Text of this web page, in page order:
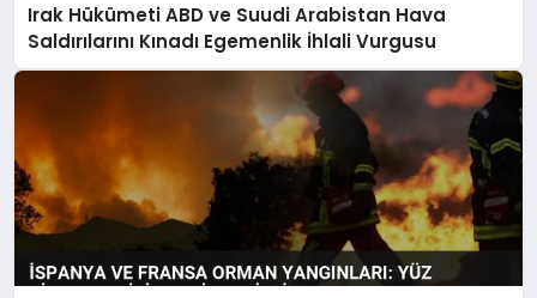
Irak Hükümeti ABD ve Suudi Arabistan Hava
Saldırılarını Kınadı Egemenlik İhlali Vurgusu